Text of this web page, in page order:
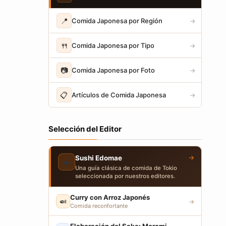
📍 Comida Japonesa por Región →
🍴 Comida Japonesa por Tipo →
📷 Comida Japonesa por Foto →
📋 Artículos de Comida Japonesa →
Selección del Editor
🍣 Sushi Edomae
Una guía clásica de comida de Tokio
seleccionada por nuestros editores.
→
🍛 Curry con Arroz Japonés
Comida reconfortante
→